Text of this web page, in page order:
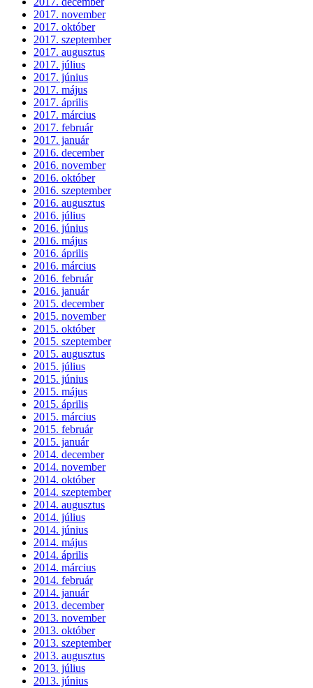
2017. november
2017. október
2017. szeptember
2017. augusztus
2017. július
2017. június
2017. május
2017. április
2017. március
2017. február
2017. január
2016. december
2016. november
2016. október
2016. szeptember
2016. augusztus
2016. július
2016. június
2016. május
2016. április
2016. március
2016. február
2016. január
2015. december
2015. november
2015. október
2015. szeptember
2015. augusztus
2015. július
2015. június
2015. május
2015. április
2015. március
2015. február
2015. január
2014. december
2014. november
2014. október
2014. szeptember
2014. augusztus
2014. július
2014. június
2014. május
2014. április
2014. március
2014. február
2014. január
2013. december
2013. november
2013. október
2013. szeptember
2013. augusztus
2013. július
2013. június